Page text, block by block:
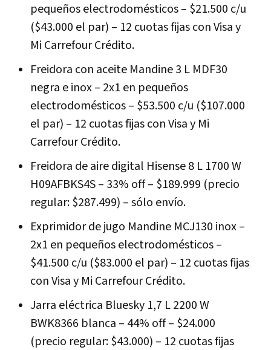
pequeños electrodomésticos – $21.500 c/u
($43.000 el par) – 12 cuotas fijas con Visa y
Mi Carrefour Crédito.
Freidora con aceite Mandine 3 L MDF30
negra e inox – 2x1 en pequeños
electrodomésticos – $53.500 c/u ($107.000
el par) – 12 cuotas fijas con Visa y Mi
Carrefour Crédito.
Freidora de aire digital Hisense 8 L 1700 W
H09AFBKS4S – 33% off – $189.999 (precio
regular: $287.499) – sólo envío.
Exprimidor de jugo Mandine MCJ130 inox –
2x1 en pequeños electrodomésticos –
$41.500 c/u ($83.000 el par) – 12 cuotas fijas
con Visa y Mi Carrefour Crédito.
Jarra eléctrica Bluesky 1,7 L 2200 W
BWK8366 blanca – 44% off – $24.000
(precio regular: $43.000) – 12 cuotas fijas